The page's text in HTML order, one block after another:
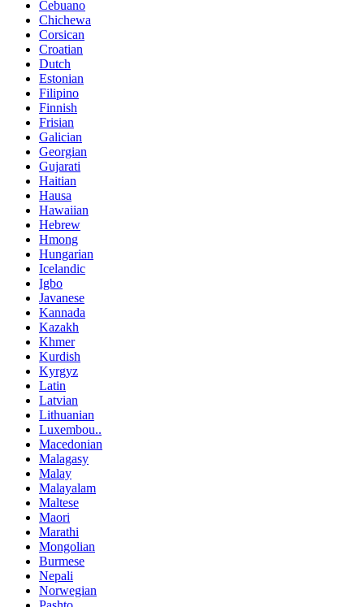
Cebuano
Chichewa
Corsican
Croatian
Dutch
Estonian
Filipino
Finnish
Frisian
Galician
Georgian
Gujarati
Haitian
Hausa
Hawaiian
Hebrew
Hmong
Hungarian
Icelandic
Igbo
Javanese
Kannada
Kazakh
Khmer
Kurdish
Kyrgyz
Latin
Latvian
Lithuanian
Luxembou..
Macedonian
Malagasy
Malay
Malayalam
Maltese
Maori
Marathi
Mongolian
Burmese
Nepali
Norwegian